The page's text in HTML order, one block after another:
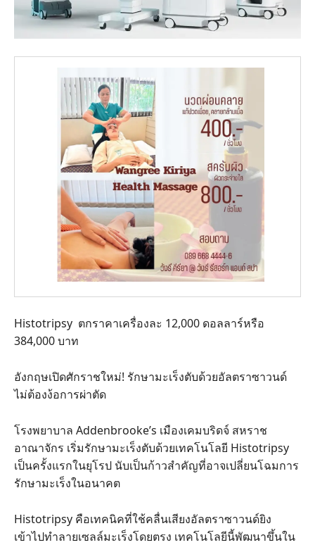
Histotripsy ตกราคาเครื่องละ 12,000 ดอลลาร์หรือ
384,000 บาท
อังกฤษเปิดศักราชใหม่! รักษามะเร็งตับด้วยอัลตราซาวนด์
ไม่ต้องง้อการผ่าตัด
โรงพยาบาล Addenbrooke’s เมืองเคมบริดจ์ สหราช
อาณาจักร เริ่มรักษามะเร็งตับด้วยเทคโนโลยี Histotripsy
เป็นครั้งแรกในยุโรป นับเป็นก้าวสำคัญที่อาจเปลี่ยนโฉมการ
รักษามะเร็งในอนาคต
Histotripsy คือเทคนิคที่ใช้คลื่นเสียงอัลตราซาวนด์ยิง
เข้าไปทำลายเซลล์มะเร็งโดยตรง เทคโนโลยีนี้พัฒนาขึ้นใน